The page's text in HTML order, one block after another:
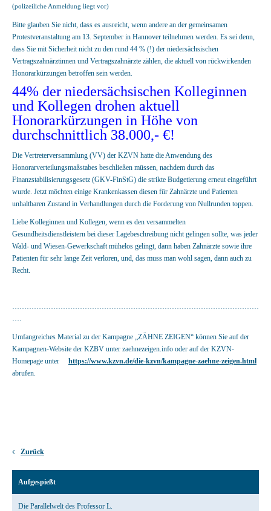
(polizeiliche Anmeldung liegt vor)
Bitte glauben Sie nicht, dass es ausreicht, wenn andere an der gemeinsamen
Protestveranstaltung am 13. September in Hannover teilnehmen werden. Es sei denn,
dass Sie mit Sicherheit nicht zu den rund 44 % (!) der niedersächsischen
Vertragszahnärztinnen und Vertragszahnärzte zählen, die aktuell von rückwirkenden
Honorarkürzungen betroffen sein werden.
44% der niedersächsischen Kolleginnen
und Kollegen drohen aktuell
Honorarkürzungen in Höhe von
durchschnittlich 38.000,- €!
Die Vertreterversammlung (VV) der KZVN hatte die Anwendung des
Honorarverteilungsmaßstabes beschließen müssen, nachdem durch das
Finanzstabilisierungsgesetz (GKV-FinStG) die strikte Budgetierung erneut eingeführt
wurde. Jetzt möchten einige Krankenkassen diesen für Zahnärzte und Patienten
unhaltbaren Zustand in Verhandlungen durch die Forderung von Nullrunden toppen.
Liebe Kolleginnen und Kollegen, wenn es den versammelten
Gesundheitsdienstleistern bei dieser Lagebeschreibung nicht gelingen sollte, was jeder
Wald- und Wiesen-Gewerkschaft mühelos gelingt, dann haben Zahnärzte sowie ihre
Patienten für sehr lange Zeit verloren, und, das muss man wohl sagen, dann auch zu
Recht.
…………………………………………………………………………………………
….
Umfangreiches Material zu der Kampagne „ZÄHNE ZEIGEN“ können Sie auf der
Kampagnen-Website der KZBV unter zaehnezeigen.info oder auf der KZVN-
Homepage unter https://www.kzvn.de/die-kzvn/kampagne-zaehne-zeigen.html
abrufen.
Zurück
Aufgespießt
Die Parallelwelt des Professor L.